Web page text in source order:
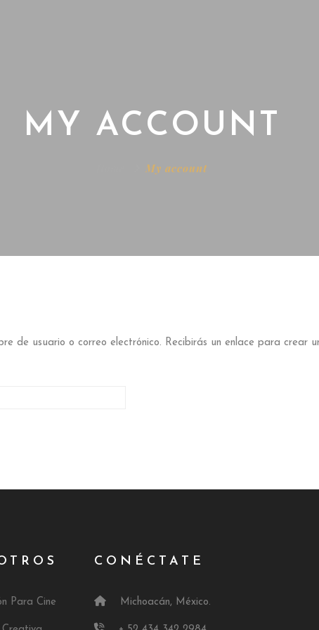
MY ACCOUNT
My account
de usuario o correo electrónico. Recibirás un enlace para crear
Para Cine
CONÉCTATE
Michoacán, México.